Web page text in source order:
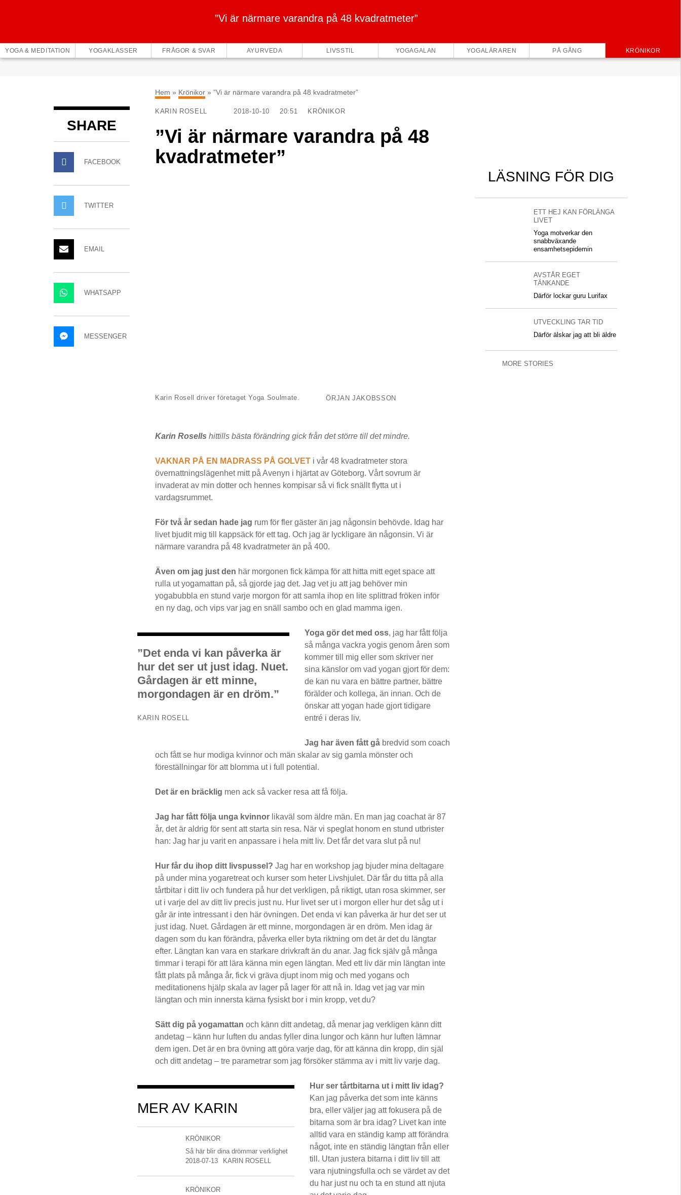
”Vi är närmare varandra på 48 kvadratmeter”
YOGA & MEDITATION YOGAKLASSER FRÅGOR & SVAR AYURVEDA LIVSSTIL YOGAGALAN YOGALÄRAREN PÅ GÅNG KRÖNIKOR
SHARE
FACEBOOK
TWITTER
EMAIL
WHATSAPP
MESSENGER
Hem » Krönikor » ”Vi är närmare varandra på 48 kvadratmeter”
KARIN ROSELL 2018-10-10 20:51 KRÖNIKOR
”Vi är närmare varandra på 48
kvadratmeter”
Karin Rosell driver företaget Yoga Soulmate. ÖRJAN JAKOBSSON
Karin Rosells hittills bästa förändring gick från det större till det mindre.
VAKNAR PÅ EN MADRASS PÅ GOLVET i vår 48 kvadratmeter stora
övernattningslägenhet mitt på Avenyn i hjärtat av Göteborg. Vårt sovrum är
invaderat av min dotter och hennes kompisar så vi fick snällt flytta ut i
vardagsrummet.
För två år sedan hade jag rum för fler gäster än jag någonsin behövde. Idag har
livet bjudit mig till kappsäck för ett tag. Och jag är lyckligare än någonsin. Vi är
närmare varandra på 48 kvadratmeter än på 400.
Även om jag just den här morgonen fick kämpa för att hitta mitt eget space att
rulla ut yogamattan på, så gjorde jag det. Jag vet ju att jag behöver min
yogabubbla en stund varje morgon för att samla ihop en lite splittrad fröken inför
en ny dag, och vips var jag en snäll sambo och en glad mamma igen.
”Det enda vi kan påverka är
hur det ser ut just idag. Nuet.
Gårdagen är ett minne,
morgondagen är en dröm.”
KARIN ROSELL
Yoga gör det med oss, jag har fått följa
så många vackra yogis genom åren som
kommer till mig eller som skriver ner
sina känslor om vad yogan gjort för dem:
de kan nu vara en bättre partner, bättre
förälder och kollega, än innan. Och de
önskar att yogan hade gjort tidigare
entré i deras liv.
Jag har även fått gå bredvid som coach
och fått se hur modiga kvinnor och män skalar av sig gamla mönster och
föreställningar för att blomma ut i full potential.
Det är en bräcklig men ack så vacker resa att få följa.
Jag har fått följa unga kvinnor likaväl som äldre män. En man jag coachat är 87
år, det är aldrig för sent att starta sin resa. När vi speglat honom en stund utbrister
han: Jag har ju varit en anpassare i hela mitt liv. Det får det vara slut på nu!
Hur får du ihop ditt livspussel? Jag har en workshop jag bjuder mina deltagare
på under mina yogaretreat och kurser som heter Livshjulet. Där får du titta på alla
tårtbitar i ditt liv och fundera på hur det verkligen, på riktigt, utan rosa skimmer, ser
ut i varje del av ditt liv precis just nu. Hur livet ser ut i morgon eller hur det såg ut i
går är inte intressant i den här övningen. Det enda vi kan påverka är hur det ser ut
just idag. Nuet. Gårdagen är ett minne, morgondagen är en dröm. Men idag är
dagen som du kan förändra, påverka eller byta riktning om det är det du längtar
efter. Längtan kan vara en starkare drivkraft än du anar. Jag fick själv gå många
timmar i terapi för att lära känna min egen längtan. Med ett liv där min längtan inte
fått plats på många år, fick vi gräva djupt inom mig och med yogans och
meditationens hjälp skala av lager på lager för att nå in. Idag vet jag var min
längtan och min innersta kärna fysiskt bor i min kropp, vet du?
Sätt dig på yogamattan och känn ditt andetag, då menar jag verkligen känn ditt
andetag – känn hur luften du andas fyller dina lungor och känn hur luften lämnar
dem igen. Det är en bra övning att göra varje dag, för att känna din kropp, din själ
och ditt andetag – tre parametrar som jag försöker stämma av i mitt liv varje dag.
MER AV KARIN
KRÖNIKOR
Så här blir dina drömmar verklighet
2018-07-13
KARIN ROSELL
KRÖNIKOR
Hur ser tårtbitarna ut i mitt liv idag?
Kan jag påverka det som inte känns
bra, eller väljer jag att fokusera på de
bitarna som är bra idag? Livet kan inte
alltid vara en ständig kamp att förändra
något, inte en ständig längtan från eller
till. Utan justera bitarna i ditt liv till att
vara njutningsfulla och se värdet av det
du har just nu och ta en stund att njuta
LÄSNING FÖR DIG
ETT HEJ KAN FÖRLÄNGA
LIVET
Yoga motverkar den
snabbväxande
ensamhetsepidemin
AVSTÅR EGET
TÄNKANDE
Därför lockar guru Lurifax
UTVECKLING TAR TID
Därför älskar jag att bli äldre
MORE STORIES